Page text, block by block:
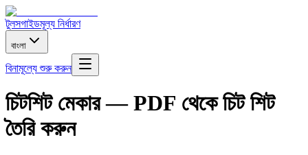
টুলসগাইডমূল্য নির্ধারণ
বাংলা
বিনামূল্যে শুরু করুন
চিটশিট মেকার — PDF থেকে চিট শিট
তৈরি করুন